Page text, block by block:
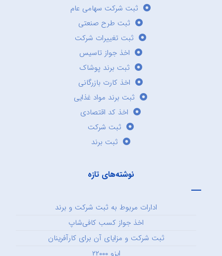
ثبت شرکت سهامی عام
ثبت طرح صنعتی
ثبت تغییرات شرکت
اخذ جواز تاسیس
ثبت برند پوشاک
اخذ کارت بازرگانی
ثبت برند مواد غذایی
اخذ کد اقتصادی
ثبت شرکت
ثبت برند
نوشته‌های تازه
ادارات مربوط به ثبت شرکت و برند
اخذ جواز کسب کافی‌شاپ
ثبت شرکت و مزایای آن برای کارآفرینان
ایزو ۲۲۰۰۰